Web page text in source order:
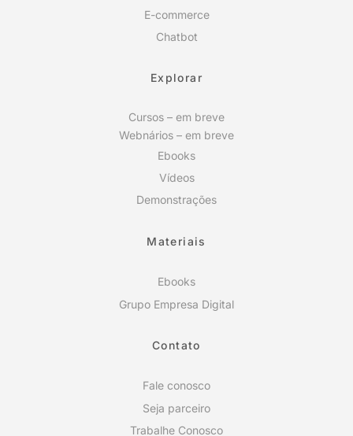
E-commerce
Chatbot
Explorar
Cursos – em breve
Webnários – em breve
Ebooks
Vídeos
Demonstrações
Materiais
Ebooks
Grupo Empresa Digital
Contato
Fale conosco
Seja parceiro
Trabalhe Conosco